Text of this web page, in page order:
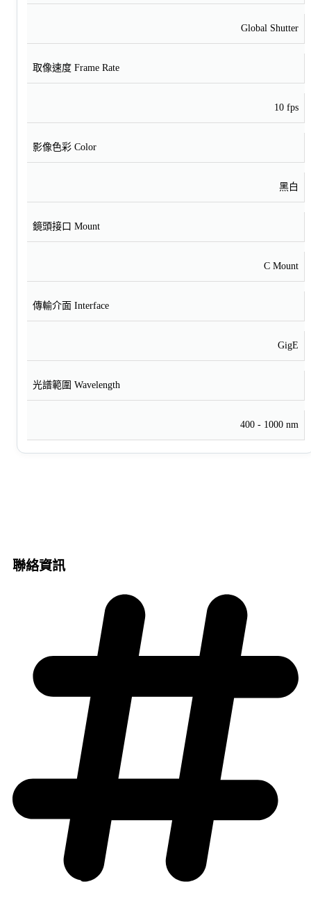
Global Shutter
取像速度 Frame Rate
10 fps
影像色彩 Color
黑白
鏡頭接口 Mount
C Mount
傳輸介面 Interface
GigE
光譜範圍 Wavelength
400 - 1000 nm
聯絡資訊